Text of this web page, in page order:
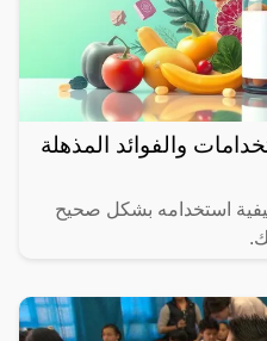
والفوائد المذهلة
استخدامه بشكل صحيح